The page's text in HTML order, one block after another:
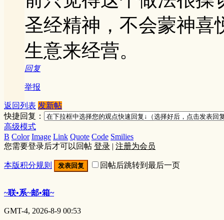
圣经精神，不会蒙神喜
生意来经营。
回复
举报
返回列表 发新帖
快捷回复：
高级模式
B Color Image Link Quote Code Smilies
您需要登录后才可以回帖 登录 | 注册为会员
本版积分规则 发表回复 回帖后跳转到最后一页
~联•系~邮•箱~
GMT-4, 2026-8-9 00:53